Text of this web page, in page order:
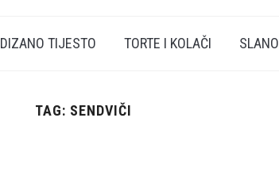
DIZANO TIJESTO TORTE I KOLAČI SLANO
TAG: SENDVIČI